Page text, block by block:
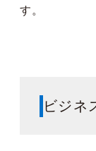
す。
ビジネ